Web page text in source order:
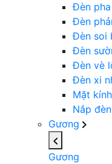
Đèn pha
Đèn
Đèn soi
Đèn
Đèn vè
Đèn xi
Mặt
Nắp
Gương
Gương